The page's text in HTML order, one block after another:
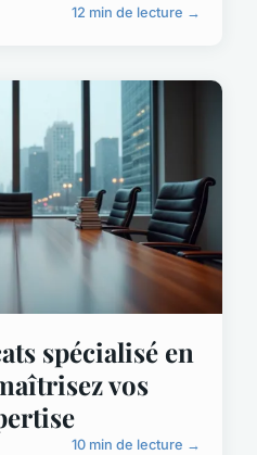
12 min de lecture →
spécialisé en
vos
10 min de lecture →